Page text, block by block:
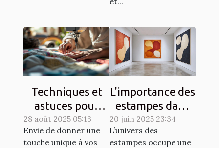
Techniques et
astuces pour
matelasser son
propre tissu
28 août 2025 05:13
Envie de donner une
touche unique à vos
L'importance des
estampes dans
l'art moderne
20 juin 2025 23:34
L’univers des
estampes occupe une